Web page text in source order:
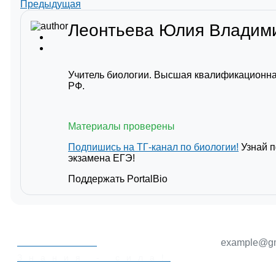
Предыдущая
Леонтьева Юлия
Учитель биологии. Высшая
РФ.
Материалы проверены
Подпишись на ТГ-канал по биологии! Узнай
экзамена ЕГЭ!
Поддержать PortalBio